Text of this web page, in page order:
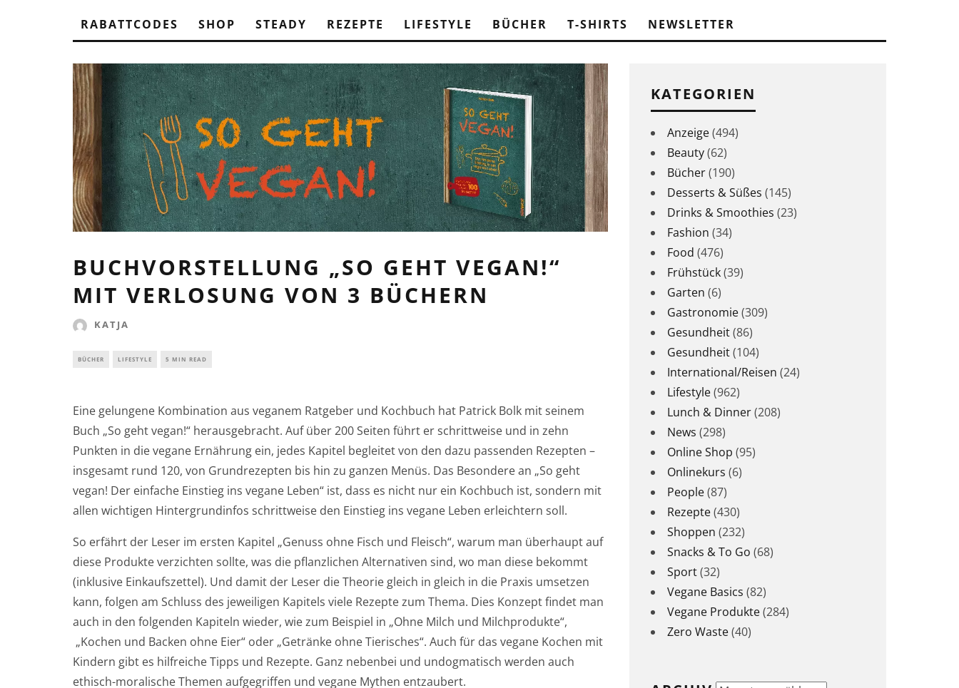
RABATTCODES SHOP STEADY REZEPTE LIFESTYLE BÜCHER T-SHIRTS NEWSLETTER
BUCHVORSTELLUNG „SO GEHT VEGAN!“
MIT VERLOSUNG VON 3 BÜCHERN
KATJA
BÜCHER LIFESTYLE 5 MIN READ
Eine gelungene Kombination aus veganem Ratgeber und Kochbuch hat Patrick Bolk mit seinem
Buch „So geht vegan!“ herausgebracht. Auf über 200 Seiten führt er schrittweise und in zehn
Punkten in die vegane Ernährung ein, jedes Kapitel begleitet von den dazu passenden Rezepten –
insgesamt rund 120, von Grundrezepten bis hin zu ganzen Menüs. Das Besondere an „So geht
vegan! Der einfache Einstieg ins vegane Leben“ ist, dass es nicht nur ein Kochbuch ist, sondern mit
allen wichtigen Hintergrundinfos schrittweise den Einstieg ins vegane Leben erleichtern soll.
So erfährt der Leser im ersten Kapitel „Genuss ohne Fisch und Fleisch“, warum man überhaupt auf
diese Produkte verzichten sollte, was die pflanzlichen Alternativen sind, wo man diese bekommt
(inklusive Einkaufszettel). Und damit der Leser die Theorie gleich in gleich in die Praxis umsetzen
kann, folgen am Schluss des jeweiligen Kapitels viele Rezepte zum Thema. Dies Konzept findet man
auch in den folgenden Kapiteln wieder, wie zum Beispiel in „Ohne Milch und Milchprodukte“,
„Kochen und Backen ohne Eier“ oder „Getränke ohne Tierisches“. Auch für das vegane Kochen mit
Kindern gibt es hilfreiche Tipps und Rezepte. Ganz nebenbei und undogmatisch werden auch
ethisch-moralische Themen aufgegriffen und vegane Mythen entzaubert.
KATEGORIEN
Anzeige(494)
Beauty(62)
Bücher(190)
Desserts & Süßes (145)
Drinks & Smoothies (23)
Fashion (34)
Food (476)
Frühstück(39)
Garten (6)
Gastronomie(309)
Gesundheit(86)
Gesundheit(104)
International/Reisen (24)
Lifestyle(962)
Lunch & Dinner(208)
News (298)
Online Shop (95)
Onlinekurs (6)
People(87)
Rezepte(430)
Shoppen (232)
Snacks & To Go (68)
Sport(32)
Vegane Basics (82)
Vegane Produkte(284)
Zero Waste(40)